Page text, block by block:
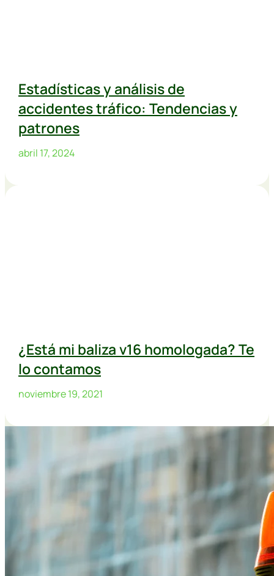
Estadísticas y análisis de
accidentes tráfico: Tendencias y
patrones
abril 17, 2024
¿Está mi baliza v16 homologada? Te
lo contamos
noviembre 19, 2021